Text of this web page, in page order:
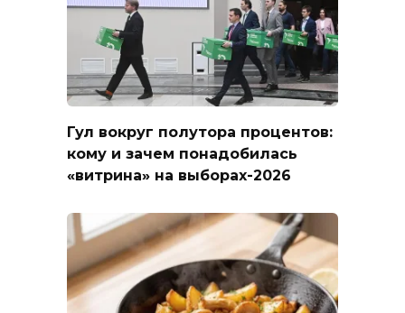
Гул вокруг полутора процентов:
кому и зачем понадобилась
«витрина» на выборах-2026